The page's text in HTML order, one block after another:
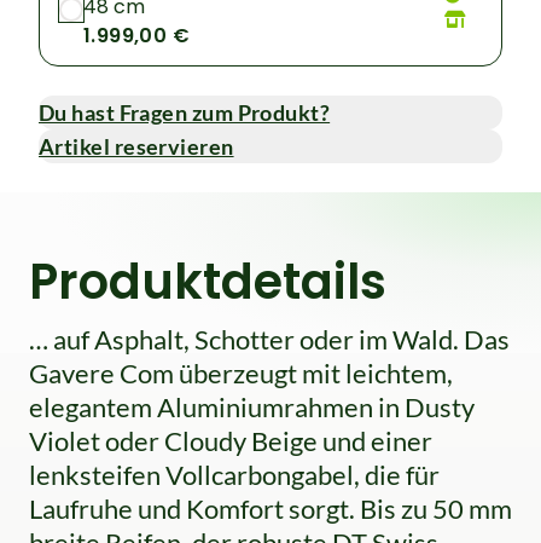
48 cm
1.999,00 €
Du hast Fragen zum Produkt?
Artikel reservieren
Produktdetails
… auf Asphalt, Schotter oder im Wald. Das
Gavere Com überzeugt mit leichtem,
elegantem Aluminiumrahmen in Dusty
Violet oder Cloudy Beige und einer
lenksteifen Vollcarbongabel, die für
Laufruhe und Komfort sorgt. Bis zu 50 mm